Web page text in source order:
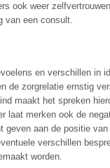
ook weer
van een consult.
en verschillen in
de zorgrelatie ernstig
maakt het spreken
laat merken ook de
geven aan de positie
verschillen
worden.